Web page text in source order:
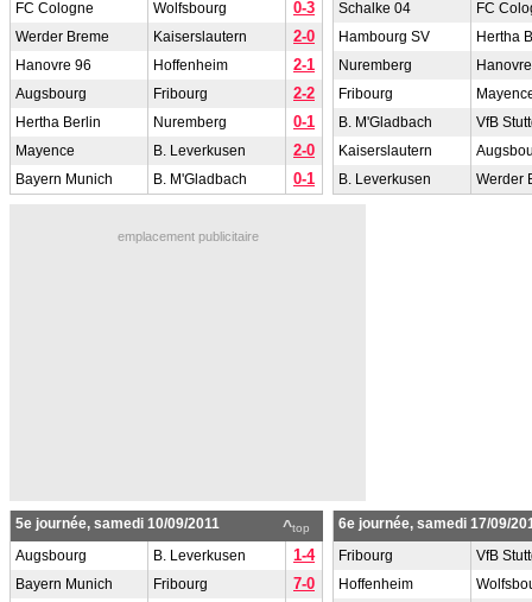
FC Cologne Wolfsbourg 0-3
Werder Breme Kaiserslautern 2-0
Hanovre 96 Hoffenheim 2-1
Augsbourg Fribourg 2-2
Hertha Berlin Nuremberg 0-1
Mayence B. Leverkusen 2-0
Bayern Munich B. M'Gladbach 0-1
Schalke 04
FC
Hambourg SV
Hertha
Nuremberg
Fribourg
B. M'Gladbach
VfB
Kaiserslautern
B. Leverkusen
Werder
emplacement publicitaire
^top
5e journée, samedi 10/09/2011
Augsbourg
B. Leverkusen 1-4
Bayern Munich Fribourg 7-0
6e journée, samedi 17/09/
Fribourg
VfB
Hoffenheim